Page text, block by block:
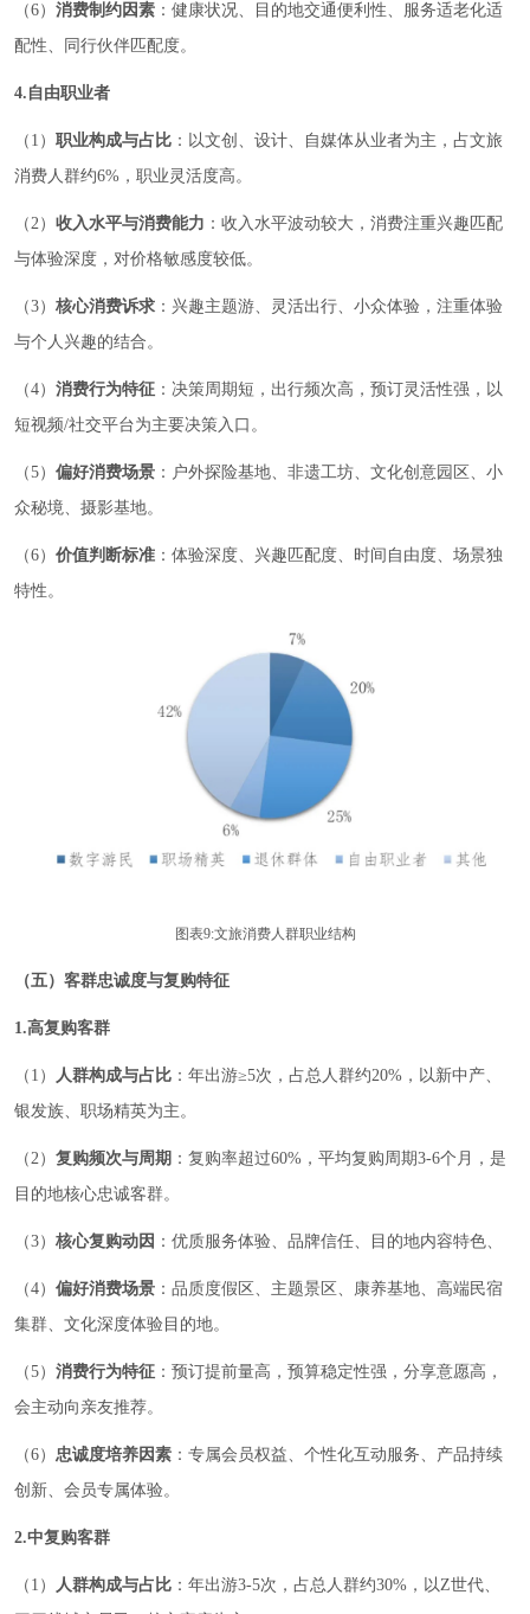
（6） 消费制约因素 ：健康状况、目的地交通便利性、服务适老化适
配性、同行伙伴匹配度。
4.自由职业者
（1） 职业构成与占比 ：以文创、设计、自媒体从业者为主，占文旅
消费人群约6%，职业灵活度高。
（2） 收入水平与消费能力 ：收入水平波动较大，消费注重兴趣匹配
与体验深度，对价格敏感度较低。
（3） 核心消费诉求 ：兴趣主题游、灵活出行、小众体验，注重体验
与个人兴趣的结合。
（4） 消费行为特征 ：决策周期短，出行频次高，预订灵活性强，以
短视频/社交平台为主要决策入口。
（5） 偏好消费场景 ：户外探险基地、非遗工坊、文化创意园区、小
众秘境、摄影基地。
（6） 价值判断标准 ：体验深度、兴趣匹配度、时间自由度、场景独
特性。
图表9:文旅消费人群职业结构
（五）客群忠诚度与复购特征
1.高复购客群
（1） 人群构成与占比 ：年出游≥5次，占总人群约20%，以新中产、
银发族、职场精英为主。
（2） 复购频次与周期 ：复购率超过60%，平均复购周期3-6个月，是
目的地核心忠诚客群。
（3） 核心复购动因 ：优质服务体验、品牌信任、目的地内容特色、
（4） 偏好消费场景 ：品质度假区、主题景区、康养基地、高端民宿
集群、文化深度体验目的地。
（5） 消费行为特征 ：预订提前量高，预算稳定性强，分享意愿高，
会主动向亲友推荐。
（6） 忠诚度培养因素 ：专属会员权益、个性化互动服务、产品持续
创新、会员专属体验。
2.中复购客群
（1） 人群构成与占比 ：年出游3-5次，占总人群约30%，以Z世代、